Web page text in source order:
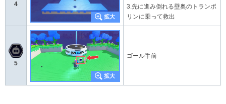
4
3.先に進み倒れる壁奥のトランポ
リンに乗って救出
5
ゴール手前